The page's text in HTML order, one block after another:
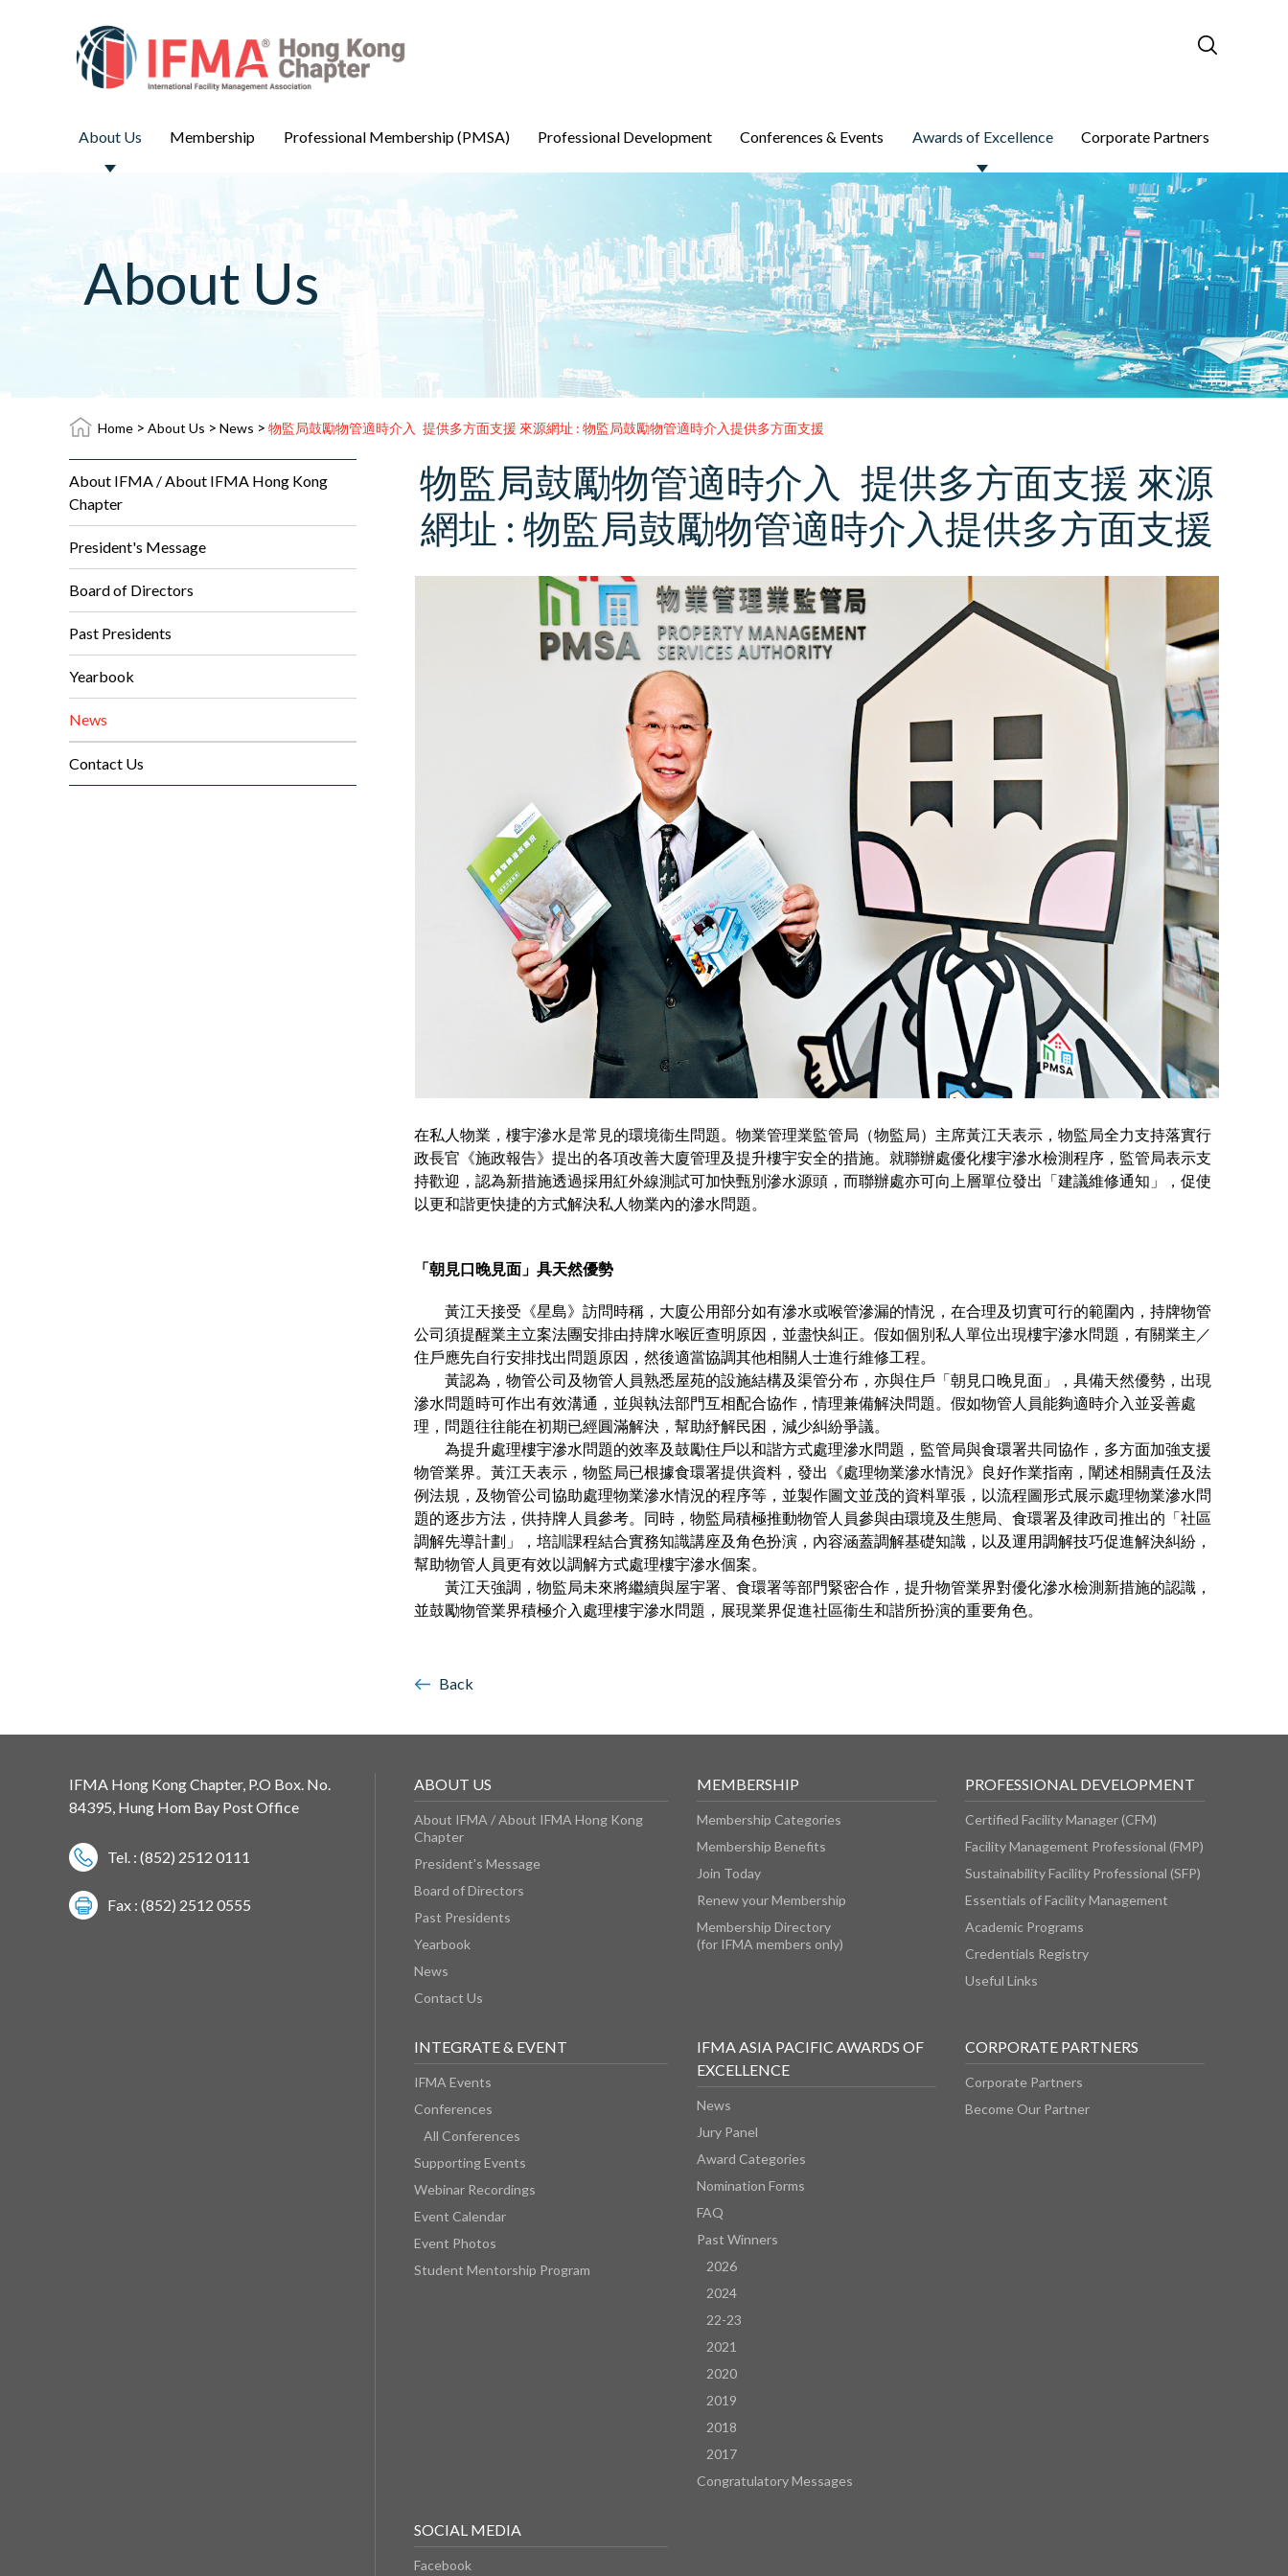
About Us Membership Professional Membership (PMSA) Professional Development Conferences & Events Awards of Excellence Corporate Partners
About Us
Home > About Us > News > 物監局鼓勵物管適時介入 提供多方面支援 來源網址 : 物監局鼓勵物管適時介入提供多方面支援
About IFMA / About IFMA Hong Kong
Chapter
President's Message
Board of Directors
Past Presidents
Yearbook
News
Contact Us
物監局鼓勵物管適時介入 提供多方面支援 來源
網址 : 物監局鼓勵物管適時介入提供多方面支援
在私人物業，樓宇滲水是常見的環境衞生問題。物業管理業監管局（物監局）主席黃江天表示，物監局全力支持落實行
政長官《施政報告》提出的各項改善大廈管理及提升樓宇安全的措施。就聯辦處優化樓宇滲水檢測程序，監管局表示支
持歡迎，認為新措施透過採用紅外線測試可加快甄別滲水源頭，而聯辦處亦可向上層單位發出「建議維修通知」，促使
以更和諧更快捷的方式解決私人物業內的滲水問題。
「朝見口晚見面」具天然優勢
黃江天接受《星島》訪問時稱，大廈公用部分如有滲水或喉管滲漏的情況，在合理及切實可行的範圍內，持牌物管
公司須提醒業主立案法團安排由持牌水喉匠查明原因，並盡快糾正。假如個別私人單位出現樓宇滲水問題，有關業主／
住戶應先自行安排找出問題原因，然後適當協調其他相關人士進行維修工程。
黃認為，物管公司及物管人員熟悉屋苑的設施結構及渠管分布，亦與住戶「朝見口晚見面」，具備天然優勢，出現
滲水問題時可作出有效溝通，並與執法部門互相配合協作，情理兼備解決問題。假如物管人員能夠適時介入並妥善處
理，問題往往能在初期已經圓滿解決，幫助紓解民困，減少糾紛爭議。
為提升處理樓宇滲水問題的效率及鼓勵住戶以和諧方式處理滲水問題，監管局與食環署共同協作，多方面加強支援
物管業界。黃江天表示，物監局已根據食環署提供資料，發出《處理物業滲水情況》良好作業指南，闡述相關責任及法
例法規，及物管公司協助處理物業滲水情況的程序等，並製作圖文並茂的資料單張，以流程圖形式展示處理物業滲水問
題的逐步方法，供持牌人員參考。同時，物監局積極推動物管人員參與由環境及生態局、食環署及律政司推出的「社區
調解先導計劃」，培訓課程結合實務知識講座及角色扮演，內容涵蓋調解基礎知識，以及運用調解技巧促進解決糾紛，
幫助物管人員更有效以調解方式處理樓宇滲水個案。
黃江天強調，物監局未來將繼續與屋宇署、食環署等部門緊密合作，提升物管業界對優化滲水檢測新措施的認識，
並鼓勵物管業界積極介入處理樓宇滲水問題，展現業界促進社區衞生和諧所扮演的重要角色。
Back
IFMA Hong Kong Chapter, P.O Box. No.
84395, Hung Hom Bay Post Office
Tel. : (852) 2512 0111
Fax : (852) 2512 0555
ABOUT US
About IFMA / About IFMA Hong Kong
Chapter
President's Message
Board of Directors
Past Presidents
Yearbook
News
Contact Us
MEMBERSHIP
Membership Categories
Membership Benefits
Join Today
Renew your Membership
Membership Directory
(for IFMA members only)
PROFESSIONAL DEVELOPMENT
Certified Facility Manager (CFM)
Facility Management Professional (FMP)
Sustainability Facility Professional (SFP)
Essentials of Facility Management
Academic Programs
Credentials Registry
Useful Links
INTEGRATE & EVENT
IFMA Events
Conferences
All Conferences
Supporting Events
Webinar Recordings
Event Calendar
Event Photos
Student Mentorship Program
IFMA ASIA PACIFIC AWARDS OF
EXCELLENCE
News
Jury Panel
Award Categories
Nomination Forms
FAQ
Past Winners
2026
2024
22-23
2021
2020
2019
2018
2017
Congratulatory Messages
CORPORATE PARTNERS
Corporate Partners
Become Our Partner
SOCIAL MEDIA
Facebook